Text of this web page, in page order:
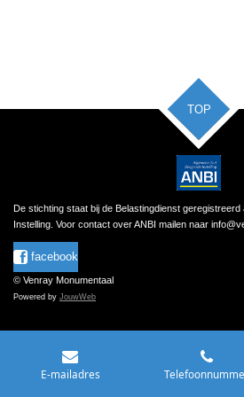
TOP
De stichting staat bij de Belastingdienst geregistreerd
Instelling. Voor contact over ANBI mailen naar
facebook
© Venray Monumentaal
Powered by JouwWeb
E-mailadres